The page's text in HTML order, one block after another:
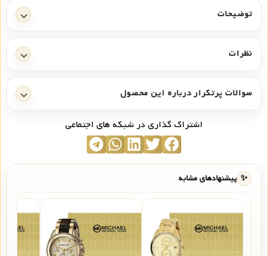
توضیحات
نظرات
سوالات پرتکرار درباره این محصول
اشتراک گذاری در شبکه های اجتماعی
✨ پیشنهادهای مشابه